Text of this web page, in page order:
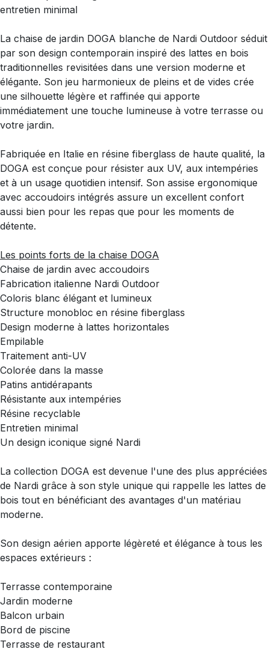
entretien minimal
La chaise de jardin DOGA blanche de Nardi Outdoor séduit
par son design contemporain inspiré des lattes en bois
traditionnelles revisitées dans une version moderne et
élégante. Son jeu harmonieux de pleins et de vides crée
une silhouette légère et raffinée qui apporte
immédiatement une touche lumineuse à votre terrasse ou
votre jardin.
Fabriquée en Italie en résine fiberglass de haute qualité, la
DOGA est conçue pour résister aux UV, aux intempéries
et à un usage quotidien intensif. Son assise ergonomique
avec accoudoirs intégrés assure un excellent confort
aussi bien pour les repas que pour les moments de
détente.
Les points forts de la chaise DOGA
Chaise de jardin avec accoudoirs
Fabrication italienne Nardi Outdoor
Coloris blanc élégant et lumineux
Structure monobloc en résine fiberglass
Design moderne à lattes horizontales
Empilable
Traitement anti-UV
Colorée dans la masse
Patins antidérapants
Résistante aux intempéries
Résine recyclable
Entretien minimal
Un design iconique signé Nardi
La collection DOGA est devenue l'une des plus appréciées
de Nardi grâce à son style unique qui rappelle les lattes de
bois tout en bénéficiant des avantages d'un matériau
moderne.
Son design aérien apporte légèreté et élégance à tous les
espaces extérieurs :
Terrasse contemporaine
Jardin moderne
Balcon urbain
Bord de piscine
Terrasse de restaurant